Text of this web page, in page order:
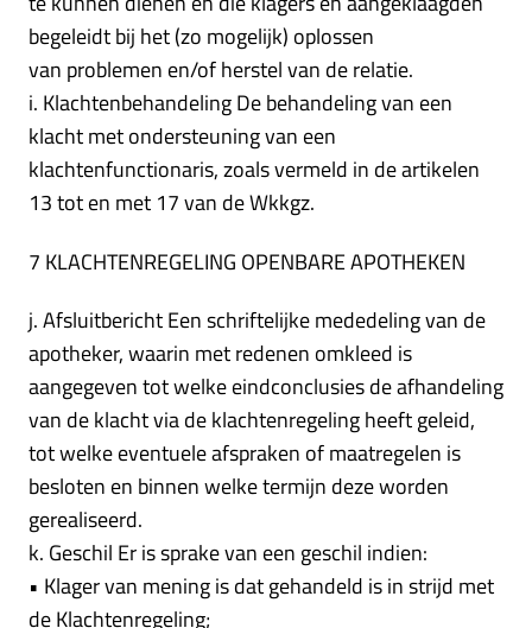
begeleidt bij het (zo mogelijk) oplossen
van problemen en/of herstel van de relatie.
i. Klachtenbehandeling De behandeling van een
klacht met ondersteuning van een
klachtenfunctionaris, zoals vermeld in de artikelen
13 tot en met 17 van de Wkkgz.
7 KLACHTENREGELING OPENBARE APOTHEKEN
j. Afsluitbericht Een schriftelijke mededeling van de
apotheker, waarin met redenen omkleed is
aangegeven tot welke eindconclusies de afhandeling
van de klacht via de klachtenregeling heeft geleid,
tot welke eventuele afspraken of maatregelen is
besloten en binnen welke termijn deze worden
gerealiseerd.
k. Geschil Er is sprake van een geschil indien:
• Klager van mening is dat gehandeld is in strijd met
de Klachtenregeling;